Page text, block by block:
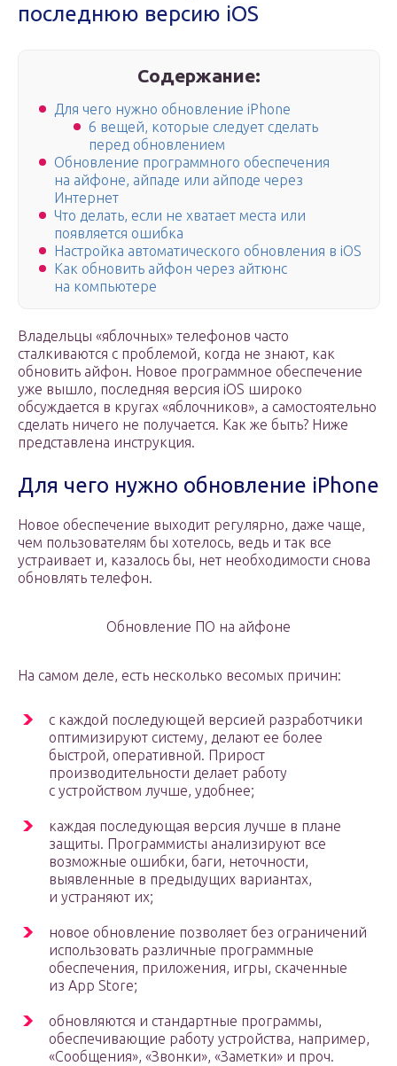
последнюю версию iOS
Содержание:
Для чего нужно обновление iPhone
6 вещей, которые следует сделать
перед обновлением
Обновление программного обеспечения
на айфоне, айпаде или айподе через
Интернет
Что делать, если не хватает места или
появляется ошибка
Настройка автоматического обновления в iOS
Как обновить айфон через айтюнс
на компьютере
Владельцы «яблочных» телефонов часто
сталкиваются с проблемой, когда не знают, как
обновить айфон. Новое программное обеспечение
уже вышло, последняя версия iOS широко
обсуждается в кругах «яблочников», а самостоятельно
сделать ничего не получается. Как же быть? Ниже
представлена инструкция.
Для чего нужно обновление iPhone
Новое обеспечение выходит регулярно, даже чаще,
чем пользователям бы хотелось, ведь и так все
устраивает и, казалось бы, нет необходимости снова
обновлять телефон.
Обновление ПО на айфоне
На самом деле, есть несколько весомых причин:
с каждой последующей версией разработчики
оптимизируют систему, делают ее более
быстрой, оперативной. Прирост
производительности делает работу
с устройством лучше, удобнее;
каждая последующая версия лучше в плане
защиты. Программисты анализируют все
возможные ошибки, баги, неточности,
выявленные в предыдущих вариантах,
и устраняют их;
новое обновление позволяет без ограничений
использовать различные программные
обеспечения, приложения, игры, скаченные
из App Store;
обновляются и стандартные программы,
обеспечивающие работу устройства, например,
«Сообщения», «Звонки», «Заметки» и проч.